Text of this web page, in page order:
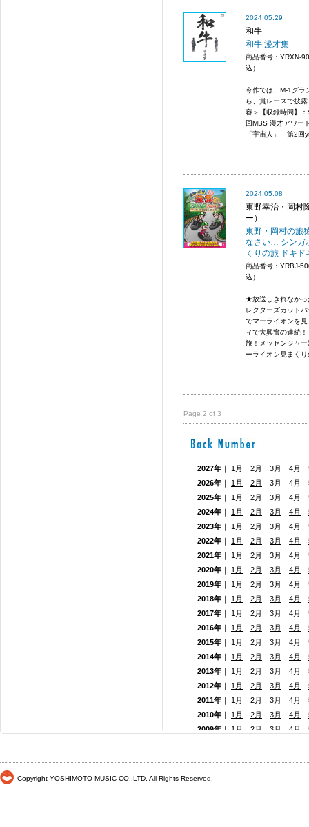
2024.05.29
和牛
和牛 漫才集
商品番号：YRXN-
込）
今作では、M-1グラ
ら、賞レースで披
容＞【収録時間】
回MBS 漫才アワー
「宇宙人」 第2回
2024.05.08
東野幸治・岡村
ー）
東野・岡村の旅
なさい… シンガ
くりの旅 ドキ
商品番号：YRBJ-
込）
★放送しきれなかっ
レクターズカット
でマーライオンを
ィで大興奮の連続
旅！メッセンジャ
ーライオン見まく
Page 2 of 3
2027年 ｜ 1月 2月 3月
4月
2026年 ｜ 1月 2月
3月 4月
2025年 ｜ 1月 2月 3月 4月
2024年 ｜ 1月 2月 3月 4月
2023年 ｜ 1月 2月 3月 4月
2022年 ｜ 1月 2月 3月 4月
2021年 ｜ 1月 2月 3月 4月
2020年 ｜ 1月 2月 3月 4月
2019年 ｜ 1月 2月 3月 4月
2018年 ｜ 1月 2月 3月 4月
2017年 ｜ 1月 2月 3月 4月
2016年 ｜ 1月 2月 3月 4月
2015年 ｜ 1月 2月 3月 4月
2014年 ｜ 1月 2月 3月 4月
2013年 ｜ 1月 2月 3月 4月
2012年 ｜ 1月 2月 3月 4月
2011年 ｜ 1月 2月 3月 4月
2010年 ｜ 1月 2月 3月 4月
2009年 ｜ 1月 2月 3月 4月
Copyright YOSHIMOTO MUSIC CO.,LTD. All Rights Reserved.